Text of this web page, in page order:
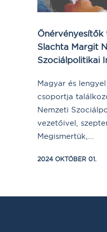
Slachta Margit
Szociálpolitikai
Magyar és
csoportja
Nemzeti
vezetőivel,
Megismertük,...
2024 OKTÓBER 01.